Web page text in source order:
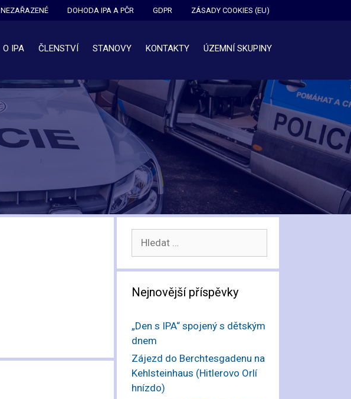
NEZAŘAZENÉ DOHODA IPA A PČR GDPR ZÁSADY COOKIES (EU)
O IPA ČLENSTVÍ STANOVY KONTAKTY ÚZEMNÍ SKUPINY
Nejnovější příspěvky
„Den s IPA“ spojený s dětským
dnem
Zájezd do Berchtesgadenu na
Kehlsteinhaus (Hitlerovo Orlí
hnízdo)